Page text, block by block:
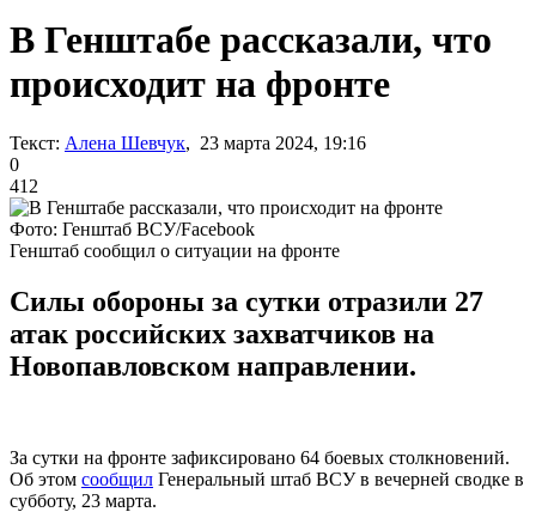
В Генштабе рассказали, что
происходит на фронте
Текст: Алена Шевчук, 23 марта 2024, 19:16
0
412
Фото: Генштаб ВСУ/Facebook
Генштаб сообщил о ситуации на фронте
Силы обороны за сутки отразили 27
атак российских захватчиков на
Новопавловском направлении.
За сутки на фронте зафиксировано 64 боевых столкновений.
Об этом сообщил Генеральный штаб ВСУ в вечерней сводке в
субботу, 23 марта.